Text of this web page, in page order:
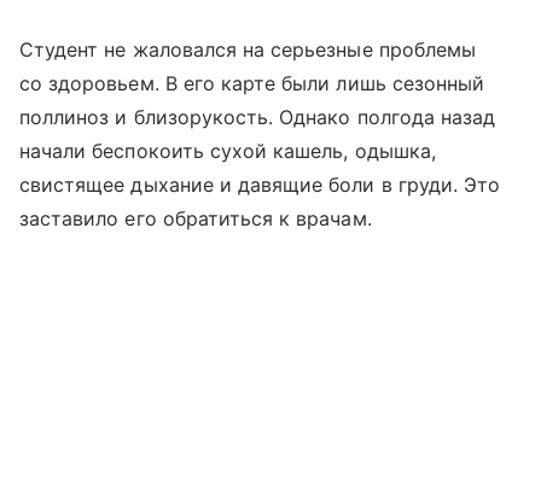
Студент не жаловался на серьезные проблемы
со здоровьем. В его карте были лишь сезонный
поллиноз и близорукость. Однако полгода назад
начали беспокоить сухой кашель, одышка,
свистящее дыхание и давящие боли в груди. Это
заставило его обратиться к врачам.